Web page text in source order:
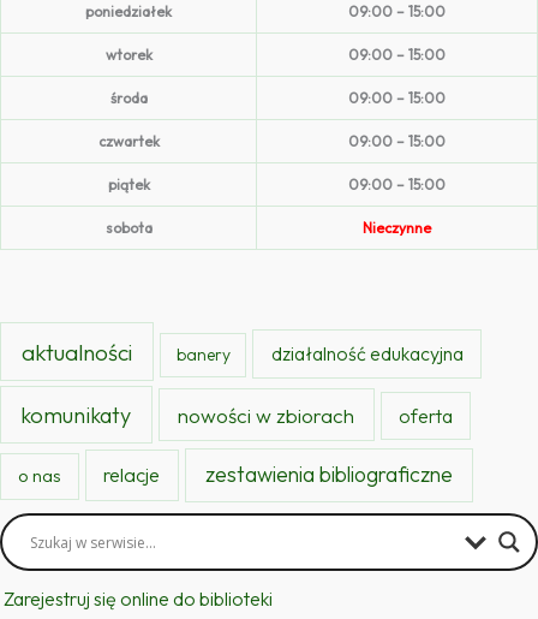
poniedziałek 09:00 – 15:00
wtorek 09:00 – 15:00
środa 09:00 – 15:00
czwartek 09:00 – 15:00
piątek 09:00 – 15:00
sobota Nieczynne
aktualności banery działalność edukacyjna
komunikaty nowości w zbiorach oferta
o nas relacje zestawienia bibliograficzne
Zarejestruj się online do biblioteki